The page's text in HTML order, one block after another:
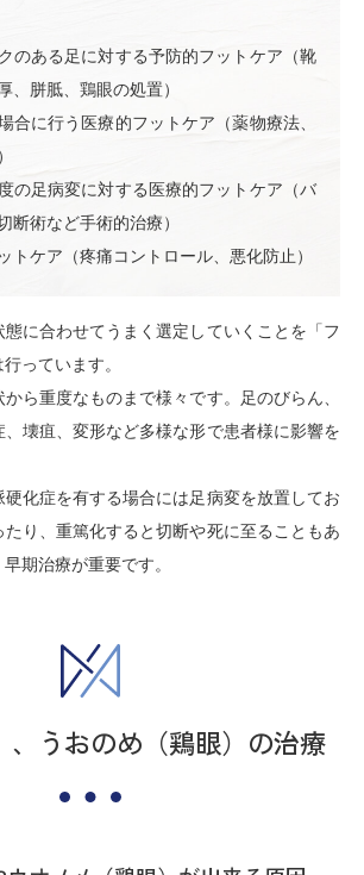
のある足に対する予防的フットケア（靴
、胼胝、鶏眼の処置）
合に行う医療的フットケア（薬物療法、
の足病変に対する医療的フットケア（バ
断術など手術的治療）
トケア（疼痛コントロール、悪化防止）
態に合わせてうまく選定していくことを「フ
っています。
ら重度なものまで様々です。足のびらん、
壊疽、変形など多様な形で患者様に影響を
化症を有する場合には足病変を放置してお
たり、重篤化すると切断や死に至ることもあ
期治療が重要です。
、うおのめ（鶏眼）の治療